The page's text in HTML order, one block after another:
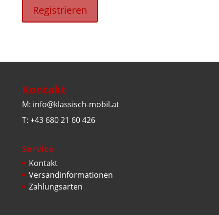
Registrieren
Kontakt
M: info@klassisch-mobil.at
T: +43 680 21 60 426
Service
Kontakt
Versandinformationen
Zahlungsarten